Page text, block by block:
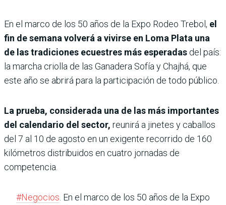
En el marco de los 50 años de la Expo Rodeo Trebol, el
fin de semana volverá a vivirse en Loma Plata una
de las tradiciones ecuestres más esperadas del país:
la marcha criolla de las Ganadera Sofía y Chajhá, que
este año se abrirá para la participación de todo público.
La prueba, considerada una de las más importantes
del calendario del sector, reunirá a jinetes y caballos
del 7 al 10 de agosto en un exigente recorrido de 160
kilómetros distribuidos en cuatro jornadas de
competencia.
#Negocios . En el marco de los 50 años de la Expo